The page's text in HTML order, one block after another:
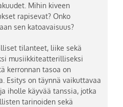
Mihin kiveen
rapisevat? Onko
sen katoavaisuus?
tilanteet, liike sekä
musiikkiteatterilliseksi
kerronnan tasoa on
Esitys on täynnä vaikuttavaa
iholle käyvää tanssia, jotka
tarinoiden sekä